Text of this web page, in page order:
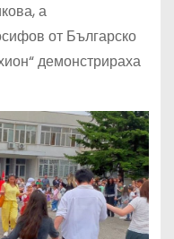
а
от Българско
демонстрираха